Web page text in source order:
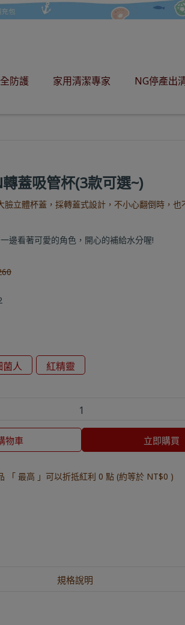
防護 家用清潔專家 NG停產出
蓋吸管杯(3款可選~)
臉立體杯蓋，採轉蓋式設計，不小心翻倒時，也
邊看著可愛的角色，開心的補給水分喔!
人 紅精靈
物車 立即購買
「 最高 」可以折抵紅利 0 點 (約等於 NT$0 )
規格說明